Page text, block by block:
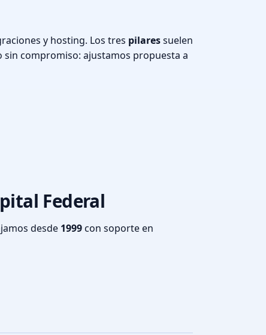
y hosting. Los tres pilaressuelen
compromiso: ajustamos propuesta a
Federal
desde 1999con soporte en